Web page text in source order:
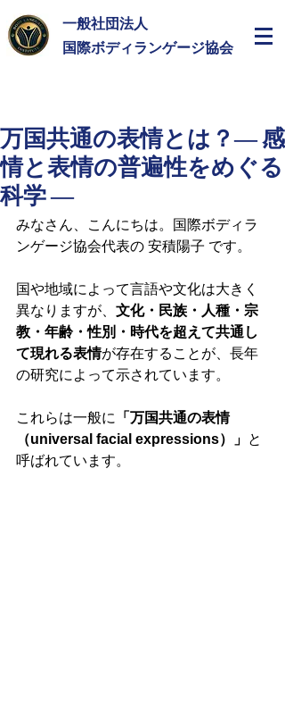
一般社団法人
​国際ボディランゲージ協会
万国共通の表情とは？― 感
情と表情の普遍性をめぐる
科学 ―
みなさん、こんにちは。国際ボディラ
ンゲージ協会代表の 安積陽子 です。
国や地域によって言語や文化は大きく
異なりますが、 文化・民族・人種・宗
教・年齢・性別・時代を超えて共通し
て現れる表情が存在することが、長年
の研究によって示されています。
これらは一般に
「万国共通の表情
（universal facial expressions）」 と
呼ばれています。